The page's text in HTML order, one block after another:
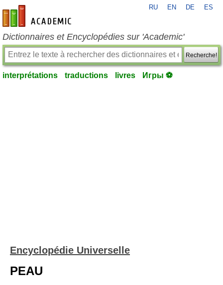
fr-academic.com
RU EN DE ES
Dictionnaires et Encyclopédies sur 'Academic'
Recherche!
interprétations traductions livres Игры ⚽
Encyclopédie Universelle
PEAU